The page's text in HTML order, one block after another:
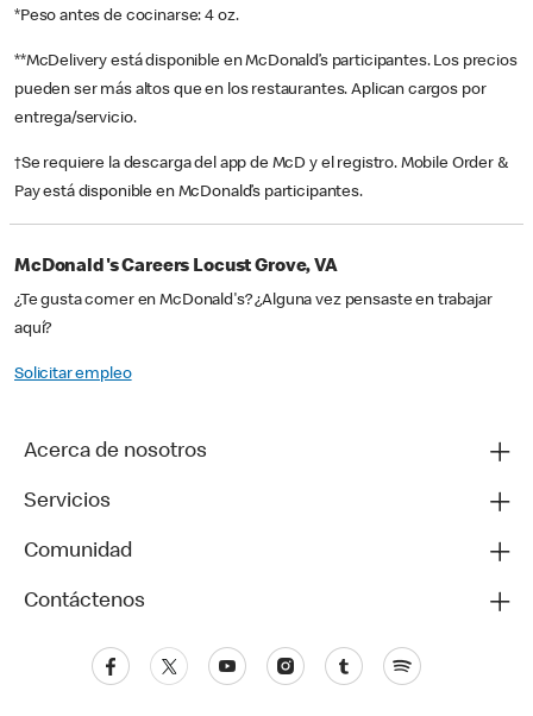
*Peso antes de cocinarse: 4 oz.
**McDelivery está disponible en McDonald’s participantes. Los precios
pueden ser más altos que en los restaurantes. Aplican cargos por
entrega/servicio.
†Se requiere la descarga del app de McD y el registro. Mobile Order &
Pay está disponible en McDonald’s participantes.
McDonald's Careers Locust Grove, VA
¿Te gusta comer en McDonald's? ¿Alguna vez pensaste en trabajar
aquí?
Solicitar empleo
Acerca de nosotros
Servicios
Comunidad
Contáctenos